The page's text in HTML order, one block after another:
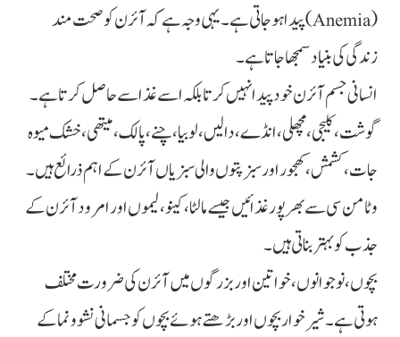
(Anemia) پیدا ہو جاتی ہے۔ یہی وجہ ہے کہ آئرن کو صحت مند
زندگی کی بنیاد سمجھا جاتا ہے۔
انسانی جسم آئرن خود پیدا نہیں کرتا بلکہ اسے غذا سے حاصل کرتا ہے۔
گوشت، کلیجی، مچھلی، انڈے، دالیں، لوبیا، چنے، پالک، میتھی، خشک میوہ
جات، کشمش، کھجور اور سبز پتوں والی سبزیاں آئرن کے اہم ذرائع ہیں۔
وٹامن سی سے بھرپور غذائیں جیسے مالٹا، کینو، لیموں اور امرود آئرن کے
جذب کو بہتر بناتی ہیں۔
بچوں، نوجوانوں، خواتین اور بزرگوں میں آئرن کی ضرورت مختلف
ہوتی ہے۔ شیر خوار بچوں اور بڑھتے ہوئے بچوں کو جسمانی نشوونما کے